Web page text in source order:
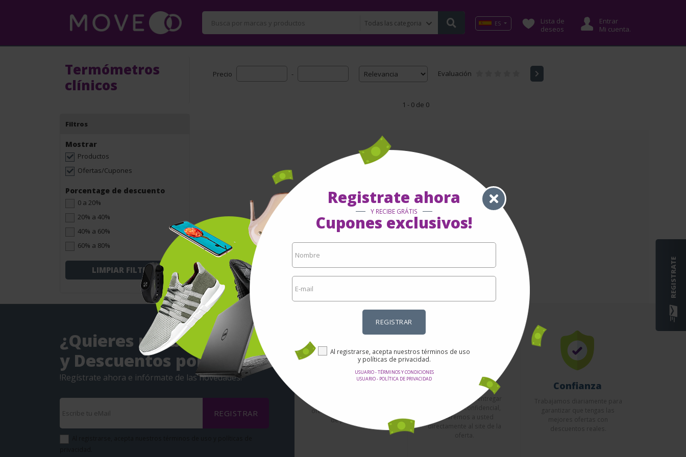
Registrate ahora
Y RECIBE GRÁTIS
Cupones exclusivos!
REGISTRAR
Al registrarse, acepta nuestros términos de uso
y políticas de privacidad.
USUARIO - TÉRMINOS Y CONDICIONES
USUARIO - POLÍTICA DE PRIVACIDAD
REGISTRATE
ES
Lista de
deseos
Entrar
Mi cuenta.
Termómetros
clínicos
Filtros
Mostrar
Productos
Ofertas/Cupones
Porcentage de descuento
0 a 20%
20% a 40%
40% a 60%
60% a 80%
LIMPIAR FILTROS
Precio - Evaluación
1 - 0 de 0
¿Quieres recibir Ofertas
y Descuentos por eMail?
!Regístrate ahora e infórmate de las novedades!
REGISTRAR
ofertas en Internet en miles
de productos.
Seguridad
No es necesario entregar
ningún dato confidencial,
enviaremos a usted
directamente al site de la
oferta.
Confianza
Trabajamos diariamente para
garantizar que tengas las
mejores ofertas con
descuentos reales.